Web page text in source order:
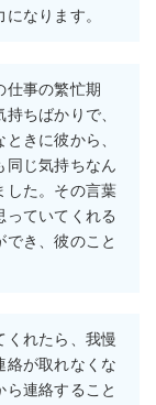
なります。
仕事の繁忙期
ちばかりで、
きに彼から、
同じ気持ちなん
した。その言葉
っていてくれる
き、彼のこと
くれたら、我慢
絡が取れなくな
連絡すること